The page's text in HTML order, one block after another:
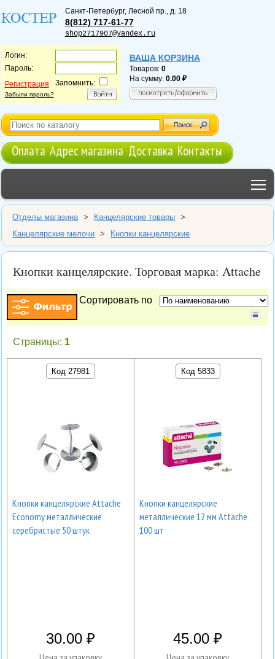
Санкт-Петербург, Лесной пр., д. 18
8(812) 717-61-77
shop2717907@yandex.ru
Логин:
Пароль:
Регистрация
Забыли пароль?
Запомнить:
ВАША КОРЗИНА
Товаров: 0
На сумму: 0.00
Оплата Адрес магазина Доставка Контакты
Отделы магазина > Канцелярские товары
>
Канцелярские мелочи
> Кнопки канцелярские
Кнопки канцелярские. Торговая марка: Attache
Сортировать по
Страницы: 1
Код 27981
Кнопки канцелярские Attache
Economy металлические
серебристые 50 штук
30.00
Код 5833
Кнопки канцелярские
металлические 12 мм Attache
100 шт
45.00